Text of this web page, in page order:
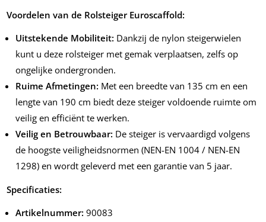
Voordelen van de Rolsteiger Euroscaffold:
Uitstekende Mobiliteit: Dankzij de nylon steigerwielen
kunt u deze rolsteiger met gemak verplaatsen, zelfs op
ongelijke ondergronden.
Ruime Afmetingen: Met een breedte van 135 cm en een
lengte van 190 cm biedt deze steiger voldoende ruimte om
veilig en efficiënt te werken.
Veilig en Betrouwbaar: De steiger is vervaardigd volgens
de hoogste veiligheidsnormen (NEN-EN 1004 / NEN-EN
1298) en wordt geleverd met een garantie van 5 jaar.
Specificaties:
Artikelnummer: 90083